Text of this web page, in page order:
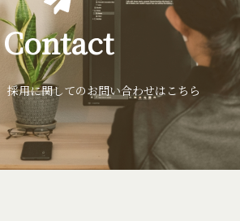
Contact
採用に関してのお問い合わせはこちら